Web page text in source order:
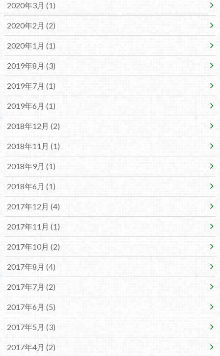
2020年3月 (1)
2020年2月 (2)
2020年1月 (1)
2019年8月 (3)
2019年7月 (1)
2019年6月 (1)
2018年12月 (2)
2018年11月 (1)
2018年9月 (1)
2018年6月 (1)
2017年12月 (4)
2017年11月 (1)
2017年10月 (2)
2017年8月 (4)
2017年7月 (2)
2017年6月 (5)
2017年5月 (3)
2017年4月 (2)